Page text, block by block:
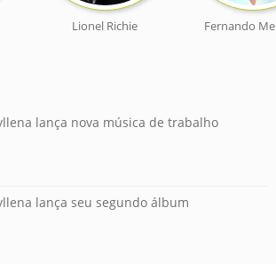
Lionel Richie Fernando
lança nova música de trabalho
lança seu segundo álbum